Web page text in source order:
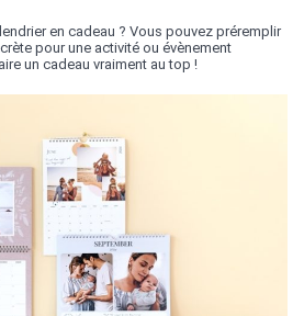
en cadeau ? Vous pouvez préremplir
pour une activité ou évènement
un cadeau vraiment au top !